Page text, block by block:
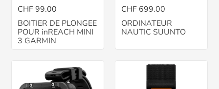
CHF 99.00
BOITIER DE PLONGEE
POUR inREACH MINI
3 GARMIN
CHF 699.00
ORDINATEUR
NAUTIC SUUNTO